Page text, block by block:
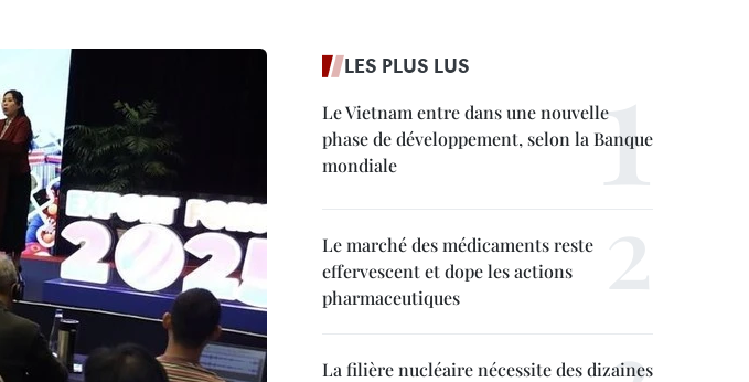
LES PLUS LUS
Le Vietnam entre dans une nouvelle
phase de développement, selon la Banque
mondiale
Le marché des médicaments reste
effervescent et dope les actions
pharmaceutiques
La filière nucléaire nécessite des dizaines